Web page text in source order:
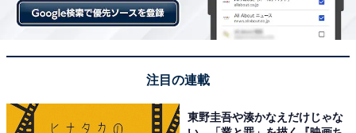
る
注目の連載
東野圭吾や湊かなえだけじゃな